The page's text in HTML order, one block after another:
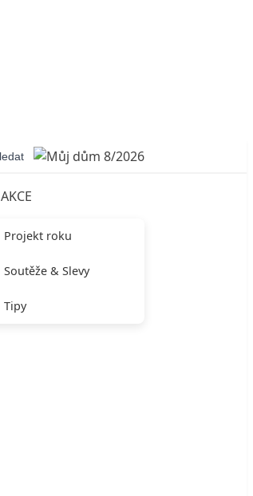
AKCE
Projekt roku
Soutěže & Slevy
Tipy